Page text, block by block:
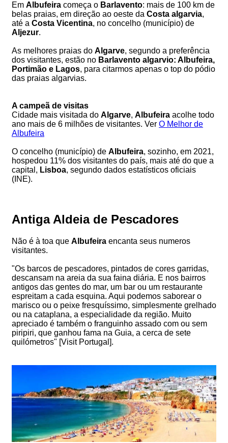
Em Albufeira começa o Barlavento: mais de 100 km de
belas praias, em direção ao oeste da Costa algarvia,
até a Costa Vicentina, no concelho (município) de
Aljezur.
As melhores praias do Algarve, segundo a preferência
dos visitantes, estão no Barlavento algarvio: Albufeira,
Portimão e Lagos, para citarmos apenas o top do pódio
das praias algarvias.
A campeã de visitas
Cidade mais visitada do Algarve, Albufeira acolhe todo
ano mais de 6 milhões de visitantes. Ver O Melhor de
Albufeira
O concelho (município) de Albufeira, sozinho, em 2021,
hospedou 11% dos visitantes do país, mais até do que a
capital, Lisboa, segundo dados estatísticos oficiais
(INE).
Antiga Aldeia de Pescadores
Não é à toa que Albufeira encanta seus numeros
visitantes.
"Os barcos de pescadores, pintados de cores garridas,
descansam na areia da sua faina diária. E nos bairros
antigos das gentes do mar, um bar ou um restaurante
espreitam a cada esquina. Aqui podemos saborear o
marisco ou o peixe fresquíssimo, simplesmente grelhado
ou na cataplana, a especialidade da região. Muito
apreciado é também o franguinho assado com ou sem
piripiri, que ganhou fama na Guia, a cerca de sete
quilómetros" [Visit Portugal].